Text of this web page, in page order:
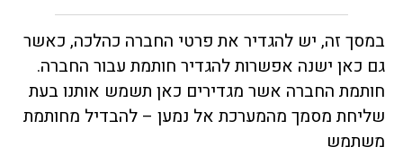
במסך זה, יש להגדיר את פרטי החברה כהלכה, כאשר
גם כאן ישנה אפשרות להגדיר חותמת עבור החברה.
חותמת החברה אשר מגדירים כאן תשמש אותנו בעת
שליחת מסמך מהמערכת אל נמען – להבדיל מחותמת
משתמש